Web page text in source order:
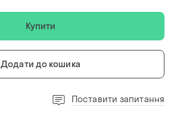
Купити
Додати до кошика
Поставити запитання